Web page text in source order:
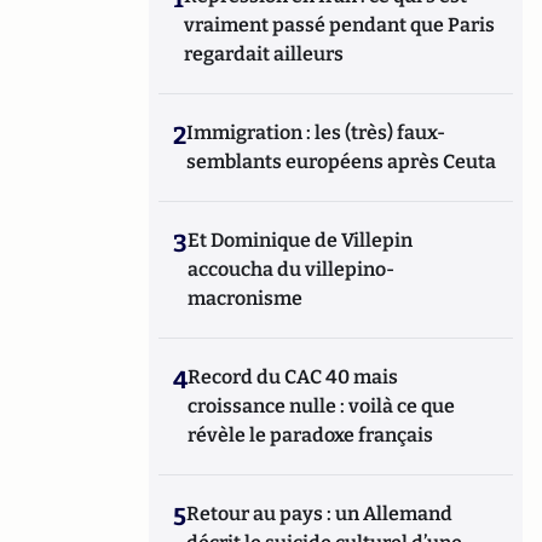
vraiment passé pendant que Paris
regardait ailleurs
2Immigration : les (très) faux-
semblants européens après Ceuta
3Et Dominique de Villepin
accoucha du villepino-
macronisme
4Record du CAC 40 mais
croissance nulle : voilà ce que
révèle le paradoxe français
5Retour au pays : un Allemand